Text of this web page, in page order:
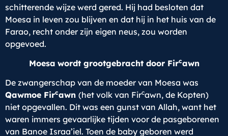
schitterende wijze werd gered. Hij had besloten dat
Moesa in leven zou blijven en dat hij in het huis van de
Farao, recht onder zijn eigen neus, zou worden
opgevoed.
Moesa wordt grootgebracht door Fircawn
De zwangerschap van de moeder van Moesa was
Qawmoe Fircawn (het volk van Fircawn, de Kopten)
niet opgevallen. Dit was een gunst van Allah, want het
waren immers gevaarlijke tijden voor de pasgeborenen
van Banoe Israa’iel. Toen de baby geboren werd